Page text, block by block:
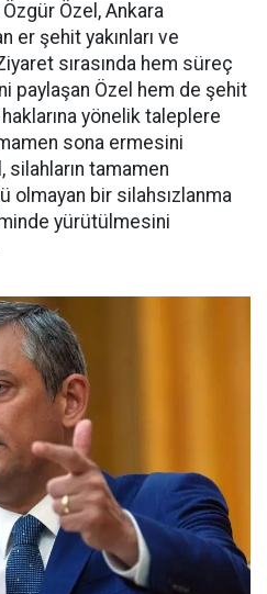
Özel, Ankara
er şehit yakınları ve
sırasında hem süreç
paylaşan Özel hem de şehit
yönelik taleplere
sona ermesini
tamamen
olmayan bir silahsızlanma
yürütülmesini